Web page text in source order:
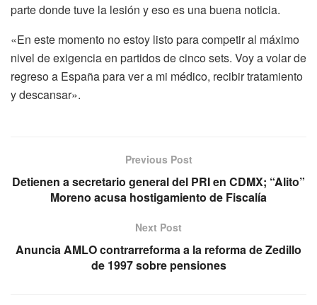
parte donde tuve la lesión y eso es una buena noticia.
«En este momento no estoy listo para competir al máximo
nivel de exigencia en partidos de cinco sets. Voy a volar de
regreso a España para ver a mi médico, recibir tratamiento
y descansar».
Previous Post
Detienen a secretario general del PRI en CDMX; “Alito”
Moreno acusa hostigamiento de Fiscalía
Next Post
Anuncia AMLO contrarreforma a la reforma de Zedillo
de 1997 sobre pensiones